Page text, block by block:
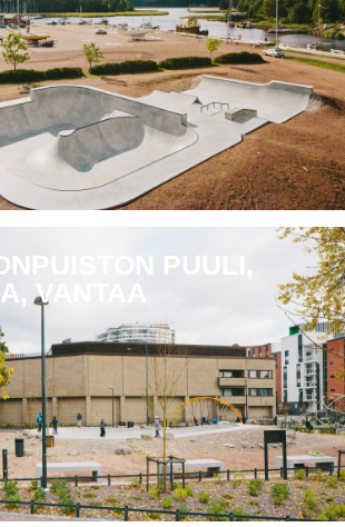
PUULI,
VANTAA